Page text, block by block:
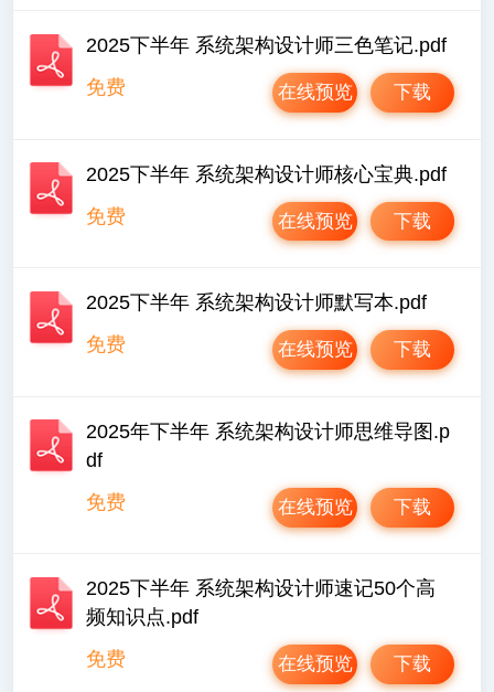
2025下半年 系统架构设计师三色笔记.pdf
免费
下载
在线预览
2025下半年 系统架构设计师核心宝典.pdf
免费
下载
在线预览
2025下半年 系统架构设计师默写本.pdf
免费
下载
在线预览
2025年下半年 系统架构设计师思维导图.p
df
免费
下载
在线预览
2025下半年 系统架构设计师速记50个高
频知识点.pdf
免费
下载
在线预览